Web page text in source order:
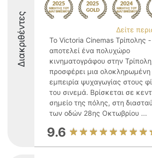
Διακριθέντες
Δείτε
Το Victoria Cinemas Τρίπολης
αποτελεί ένα πολυχώρο
κινηματογράφου στην
προσφέρει μια ολοκληρωμένη
εμπειρία ψυχαγωγίας στους
του σινεμά. Βρίσκεται σε
σημείο της πόλης, στη
των οδών 28ης Οκτωβρίου ...
9.6